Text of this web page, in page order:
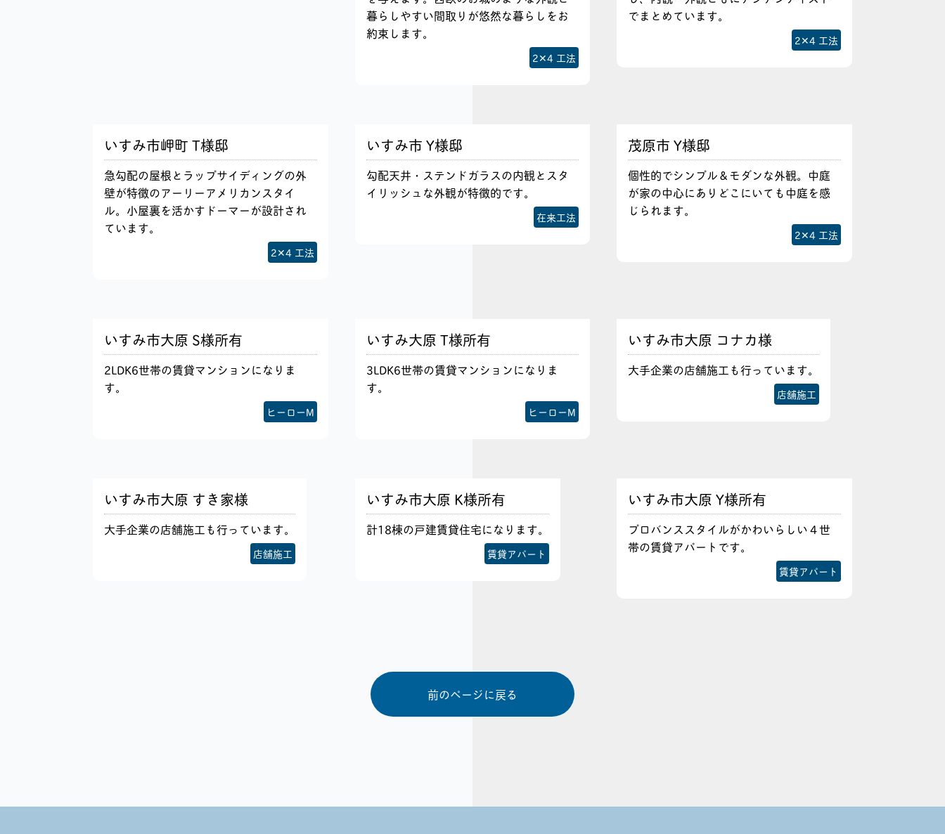
暮らしやすい間取りが悠然な暮らしをお
約束します。
2✕4 工法
でまとめています。
2✕4 工法
いすみ市岬町 T様邸
急勾配の屋根とラップサイディングの外
壁が特徴のアーリーアメリカンスタイ
ル。小屋裏を活かすドーマーが設計され
ています。
2✕4 工法
いすみ市 Y様邸
勾配天井・ステンドガラスの内観とスタ
イリッシュな外観が特徴的です。
在来工法
茂原市 Y様邸
個性的でシンプル＆モダンな外観。中庭
が家の中心にありどこにいても中庭を感
じられます。
2✕4 工法
いすみ市大原 S様所有
2LDK6世帯の賃貸マンションになりま
す。
ヒーローM
いすみ大原 T様所有
3LDK6世帯の賃貸マンションになりま
す。
ヒーローM
いすみ市大原 コナカ様
大手企業の店舗施工も行っています。
店舗施工
いすみ市大原 すき家様
大手企業の店舗施工も行っています。
店舗施工
いすみ市大原 K様所有
計18棟の戸建賃貸住宅になります。
賃貸アパート
いすみ市大原 Y様所有
プロバンススタイルがかわいらしい４世
帯の賃貸アパートです。
賃貸アパート
前のページに戻る